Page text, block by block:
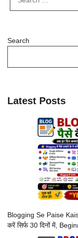
for:
Search
Latest Posts
Blogging Se Paise
करें सिर्फ 30 दिनों में,